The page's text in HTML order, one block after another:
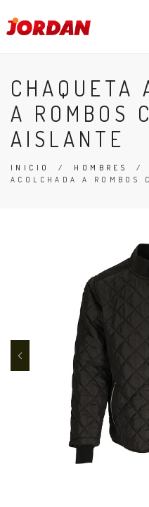
CHAQUETA
A ROMBOS
AISLANTE
INICIO / HOMBRES /
ACOLCHADA A ROMBOS